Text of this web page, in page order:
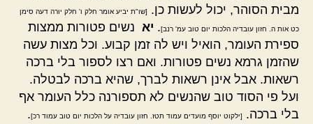
מבית הסוהר, יכול לעשות כן.
[שו"ת יביע אומר חלק ו' חלק יורה דעה סימן
כט אות ה. חזון עובדיה הלכות יום טוב עמ' רנב]. יא נשים פטורות ממצות
ספירת העומר, הואיל ויש לה זמן קבוע. וכל מצות עשה
שהזמן גרמא נשים פטורות. ואם רצו לספור בלי ברכה
רשאות. אבל אינן רשאות לברך, שהיא ברכה לבטלה.
ועל פי הסוד טוב שהנשים לא תספורנה כלל העומר אף
בלי ברכה.
[ילקוט יוסף מועדים עמוד תטז. חזון עובדיה על הלכות יום טוב עמוד רכ].